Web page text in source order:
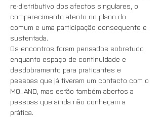
re-distributivo dos afectos singulares, o
comparecimento atento no plano do
comum e uma participação consequente e
sustentada.
Os encontros foram pensados sobretudo
enquanto espaço de continuidade e
desdobramento para praticantes e
pessoas que já tiveram um contacto com o
MO_AND, mas estão também abertos a
pessoas que ainda não conheçam a
prática.